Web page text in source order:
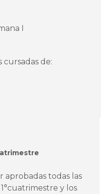
I
cursadas de:
todas las
y los